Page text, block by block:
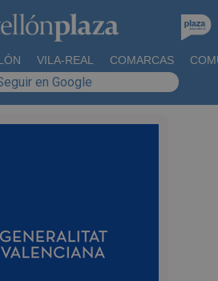
VILA-REAL COMARCAS
en Google